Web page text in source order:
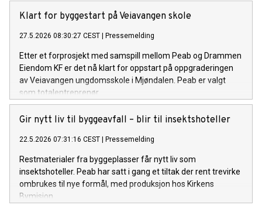
Klart for byggestart på Veiavangen skole
27.5.2026 08:30:27 CEST Pressemelding
Etter et forprosjekt med samspill mellom Peab og Drammen
Eiendom KF er det nå klart for oppstart på oppgraderingen
av Veiavangen ungdomsskole i Mjøndalen. Peab er valgt
som totalentreprenør.
Gir nytt liv til byggeavfall – blir til insektshoteller
22.5.2026 07:31:16 CEST Pressemelding
Restmaterialer fra byggeplasser får nytt liv som
insektshoteller. Peab har satt i gang et tiltak der rent trevirke
ombrukes til nye formål, med produksjon hos Kirkens
Bymisjon.